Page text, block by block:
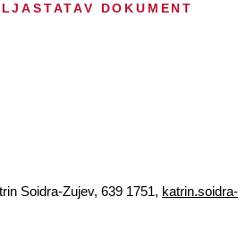
DOKUMENT
Soidra-Zujev, 639 1751, katrin.soidra-